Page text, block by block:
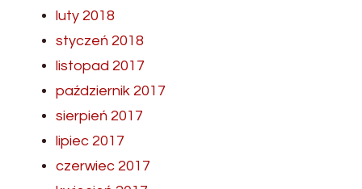
luty 2018
styczeń 2018
listopad 2017
październik 2017
sierpień 2017
lipiec 2017
czerwiec 2017